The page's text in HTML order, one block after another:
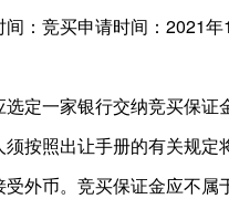
：竞买申请时间：2021
定一家银行交纳竞买保
按照出让手册的有关规
外币。竞买保证金应不